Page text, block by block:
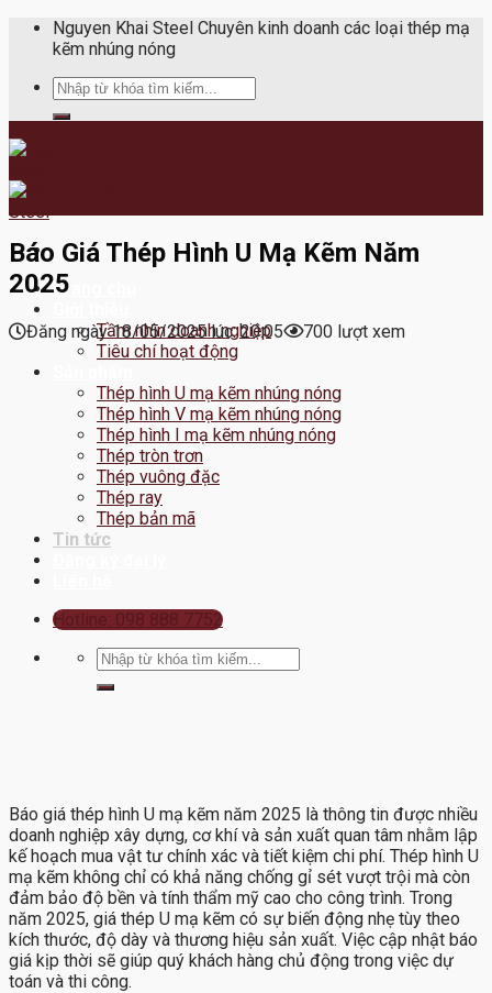
Skip
Nguyen Khai Steel Chuyên kinh doanh các loại thép mạ
kẽm nhúng nóng
Tìm
kiếm:
Trang chủ
Tầm nhìn doanh nghiệp
Tiêu chí hoạt động
Thép hình U mạ kẽm nhúng nóng
Thép hình V mạ kẽm nhúng nóng
Thép hình I mạ kẽm nhúng nóng
Thép tròn trơn
Thép vuông đặc
Thép ray
Thép bản mã
Tin tức
Hotline: 098 888 7752
Tìm
kiếm:
Báo Giá Thép Hình U Mạ Kẽm Năm
2025
Đăng ngày 18/05/2025 lúc: 20:05 700 lượt xem
Báo giá thép hình U mạ kẽm năm 2025 là thông tin được nhiều
doanh nghiệp xây dựng, cơ khí và sản xuất quan tâm nhằm lập
kế hoạch mua vật tư chính xác và tiết kiệm chi phí. Thép hình U
mạ kẽm không chỉ có khả năng chống gỉ sét vượt trội mà còn
đảm bảo độ bền và tính thẩm mỹ cao cho công trình. Trong
năm 2025, giá thép U mạ kẽm có sự biến động nhẹ tùy theo
kích thước, độ dày và thương hiệu sản xuất. Việc cập nhật báo
giá kịp thời sẽ giúp quý khách hàng chủ động trong việc dự
toán và thi công.